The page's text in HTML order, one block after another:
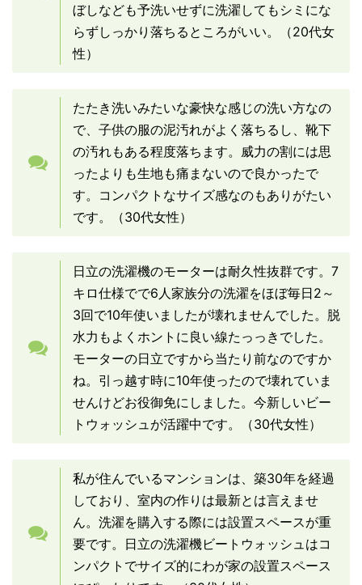
ぼしなども予洗いせずに洗濯してもシミにな
らずしっかり落ちるところがいい。（20代女
性）
たたき洗いみたいな豪快な感じの洗い方なの
で、子供の服の泥汚れがよく落ちるし、靴下
の汚れもある程度落ちます。威力の割には思
ったよりも生地も痛まないので良かったで
す。コンパクトなサイズ感なのもありがたい
です。（30代女性）
日立の洗濯機のモーターは耐久性抜群です。7
キロ仕様でで6人家族分の洗濯をほぼ毎日2～
3回で10年使いましたが壊れませんでした。脱
水力もよくホントに良い線たっっきでした。
モーターの日立ですから当たり前なのですか
ね。引っ越す時に10年使ったので壊れていま
せんけどお役御免にしました。今新しいビー
トウォッシュが活躍中です。（30代女性）
私が住んでいるマンションは、築30年を経過
しており、室内の作りは最新とは言えませ
ん。洗濯を購入する際には設置スペースが重
要です。日立の洗濯機ビートウォッシュはコ
ンパクトでサイズ的にわが家の設置スペース